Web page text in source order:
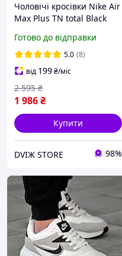
Чоловічі кросівки Nike Air
Max Plus TN total Black
текстиль шкіра демісезон
Готово до відправки
5.0 (8)
від 199₴/міс
1 986₴
2 595 ₴
Купити
DVIЖ STORE 98%